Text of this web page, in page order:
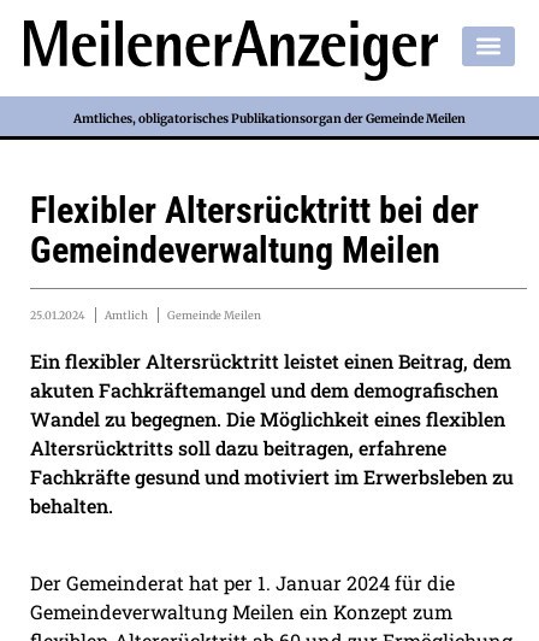
Amtliches, obligatorisches Publikationsorgan der Gemeinde Meilen
Flexibler Altersrücktritt bei der
Gemeindeverwaltung Meilen
25.01.2024 Amtlich Gemeinde Meilen
Ein flexibler Altersrücktritt leistet einen Beitrag, dem
akuten Fachkräftemangel und dem demografischen
Wandel zu begegnen. Die Möglichkeit eines flexiblen
Altersrücktritts soll dazu beitragen, erfahrene
Fachkräfte gesund und motiviert im Erwerbsleben zu
behalten.
Der Gemeinderat hat per 1. Januar 2024 für die
Gemeindeverwaltung Meilen ein Konzept zum